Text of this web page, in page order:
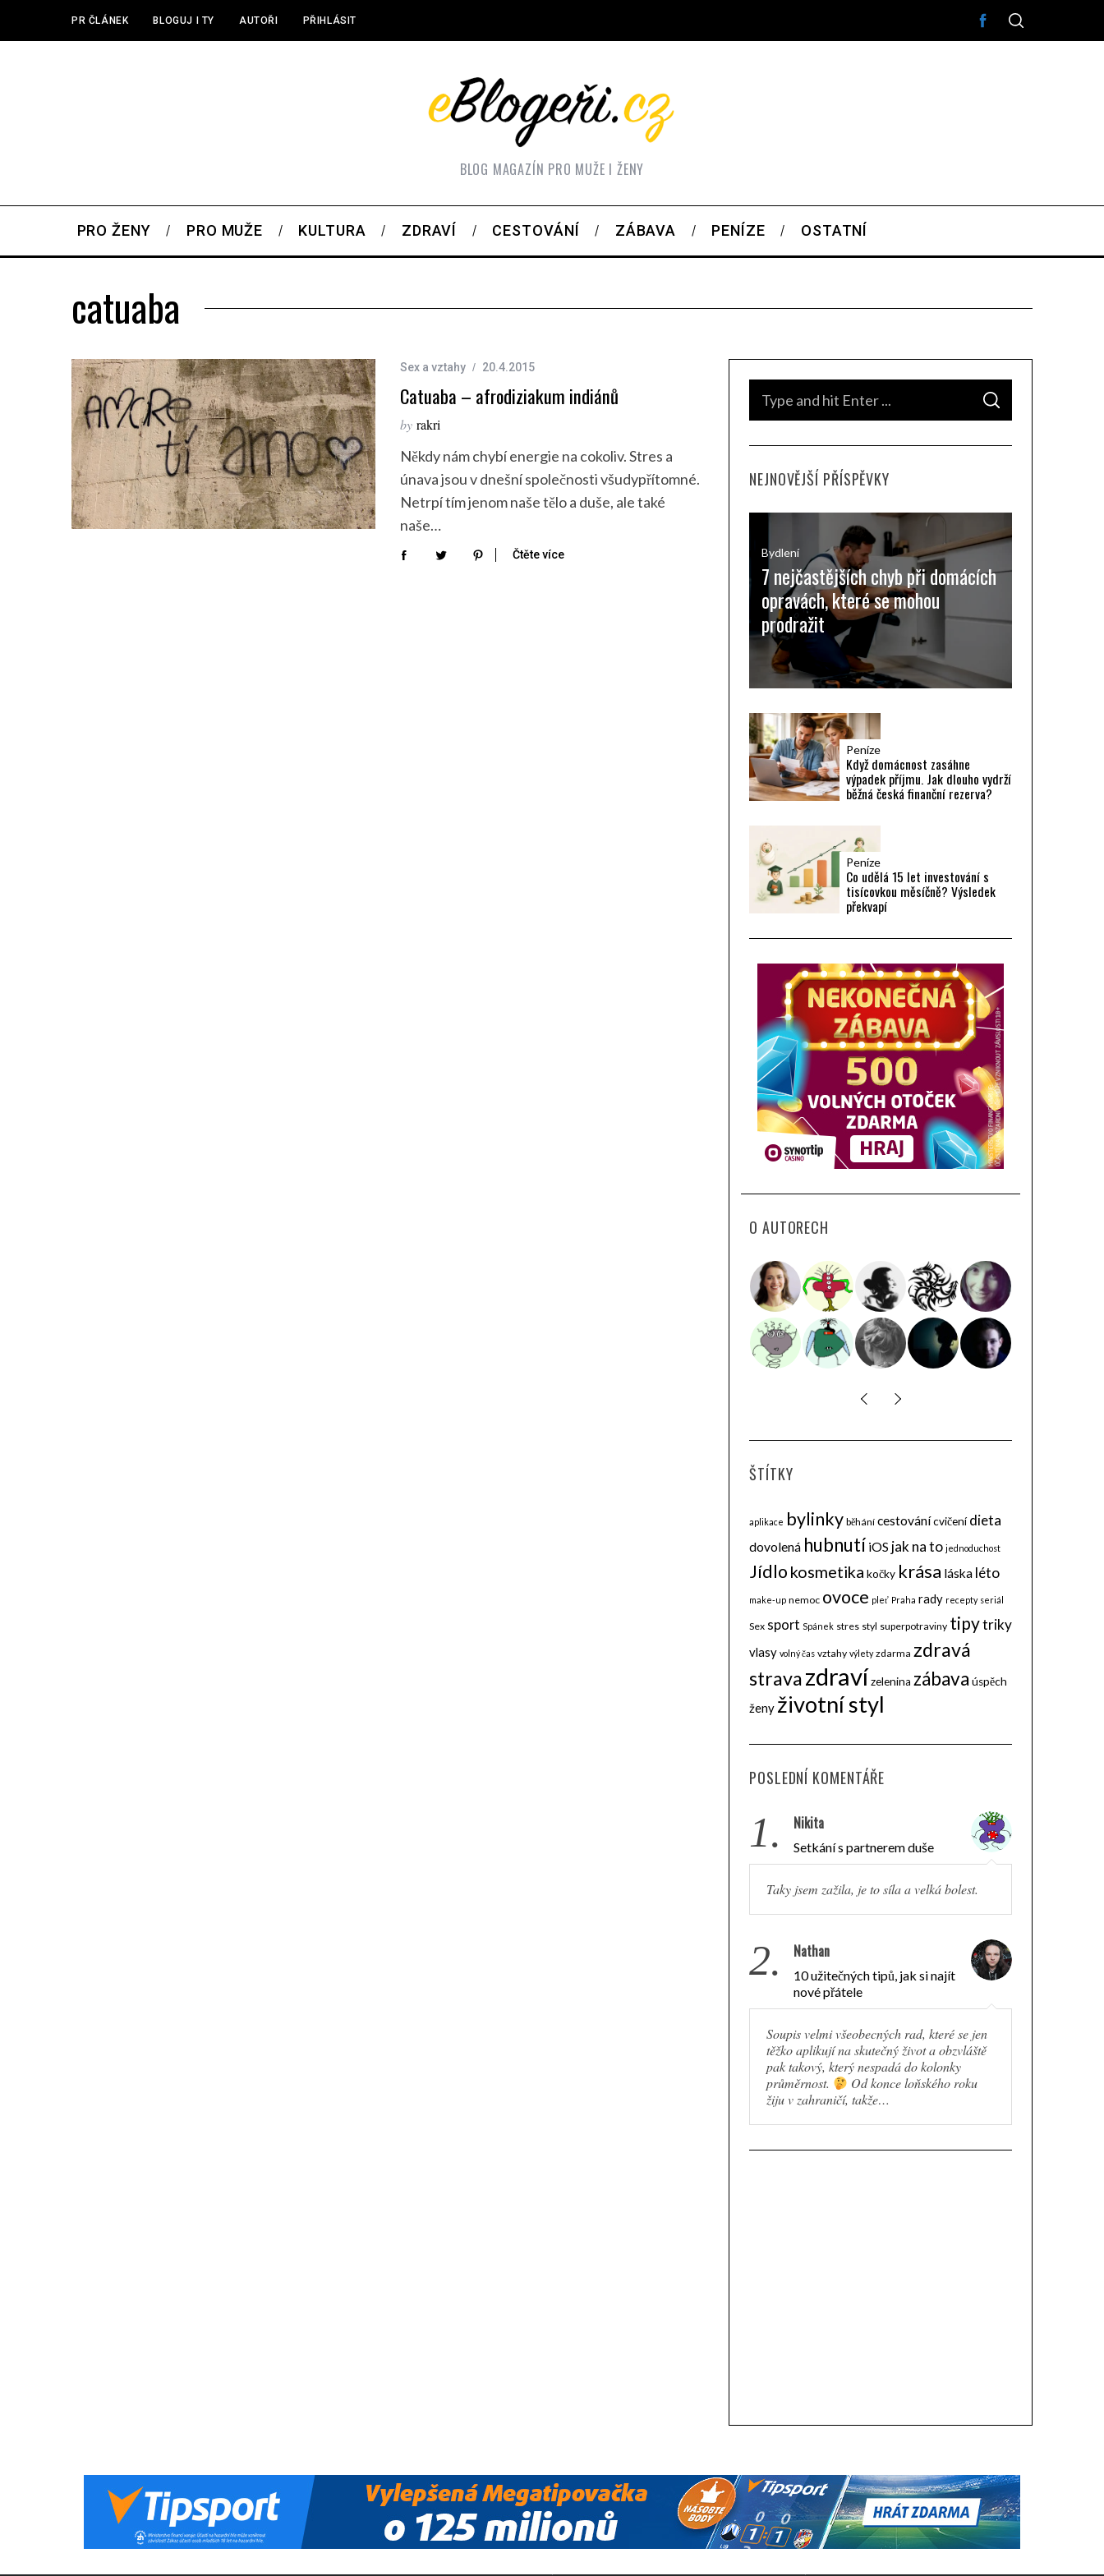
PR ČLÁNEK BLOGUJ I TY AUTOŘI PŘIHLÁSIT
BLOG MAGAZÍN PRO MUŽE I ŽENY
PRO ŽENY PRO MUŽE KULTURA ZDRAVÍ CESTOVÁNÍ ZÁBAVA PENÍZE OSTATNÍ
catuaba
Sex a vztahy 20.4.2015
Catuaba – afrodiziakum indiánů
by rakri
Někdy nám chybí energie na cokoliv. Stres a
únava jsou v dnešní společnosti všudypřítomné.
Netrpí tím jenom naše tělo a duše, ale také
naše…
Čtěte více
c
S
A
C
NEJNOVĚJŠÍ PŘÍSPĚVKY
Bydlení
7 nejčastějších chyb při domácích
opravách, které se mohou
prodražit
Peníze
Když domácnost zasáhne
výpadek příjmu. Jak dlouho vydrží
běžná česká finanční rezerva?
Peníze
Co udělá 15 let investování s
tisícovkou měsíčně? Výsledek
překvapí
O AUTORECH
ŠTÍTKY
aplikace bylinky běhání cestovánícvičení dieta
dovolená hubnutí iOS jak na to jednoduchost
Jídlo kosmetika kočky krása láska léto
make-up nemoc ovoce pleť Praha rady recepty seriál
Sex sport Spánek stres styl superpotraviny tipytriky
vlasy volný čas vztahy výlety zdarma zdravá
stravazdravízelenina zábava úspěch
ženy životní styl
POSLEDNÍ KOMENTÁŘE
1. Nikita
Setkání s partnerem duše
Taky jsem zažila, je to síla a velká bolest.
2. Nathan
10 užitečných tipů, jak si najít
nové přátele
Soupis velmi všeobecných rad, které se jen
těžko aplikují na skutečný život a obzvláště
pak takový, který nespadá do kolonky
průměrnost.
Od konce loňského roku
žiju v zahraničí, takže…